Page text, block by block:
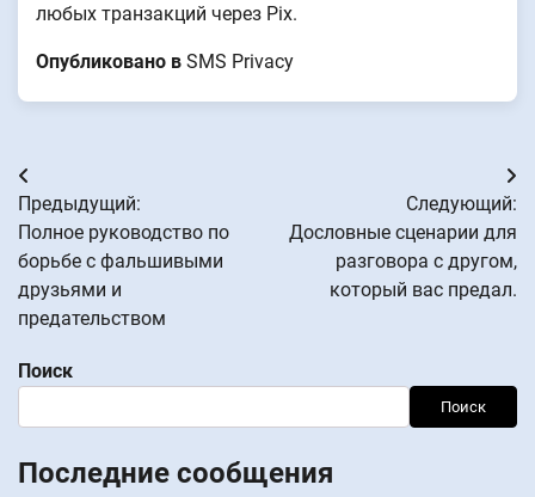
любых транзакций через Pix.
Опубликовано в SMS Privacy
Навигация
по
записям
Предыдущий:
Полное руководство по
борьбе с фальшивыми
друзьями и
предательством
Следующий:
Дословные сценарии для
разговора с другом,
который вас предал.
Поиск
Поиск
Последние сообщения